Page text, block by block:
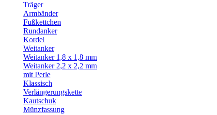
Träger
Armbänder
Fußkettchen
Rundanker
Kordel
Weitanker
Weitanker 1,8 x 1,8 mm
Weitanker 2,2 x 2,2 mm
mit Perle
Klassisch
Verlängerungskette
Kautschuk
Münzfassung